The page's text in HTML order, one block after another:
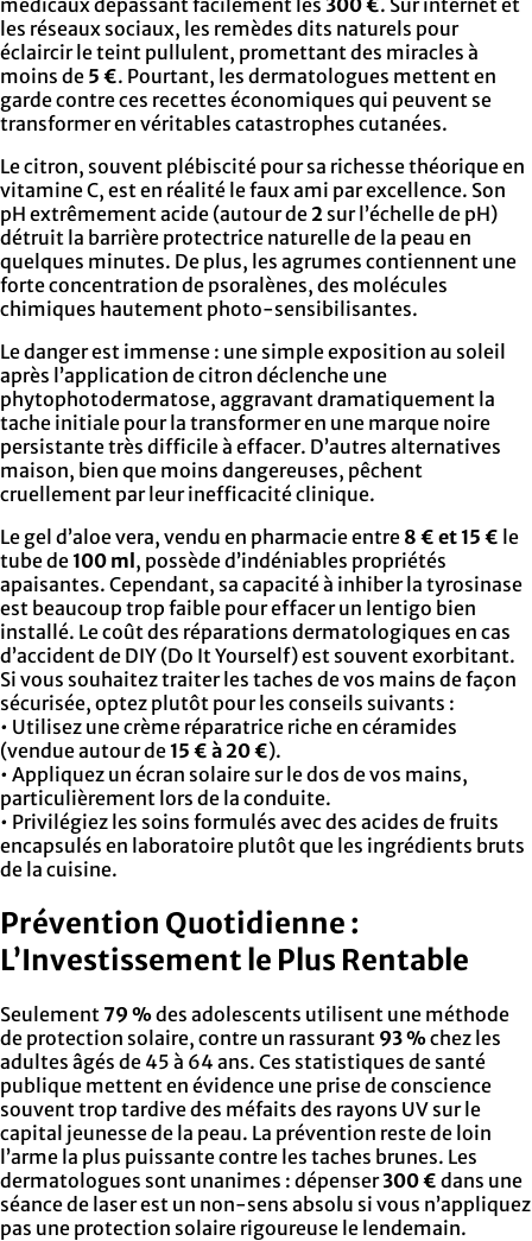
les réseaux sociaux, les remèdes dits naturels pour
éclaircir le teint pullulent, promettant des miracles à
moins de 5 €. Pourtant, les dermatologues mettent en
garde contre ces recettes économiques qui peuvent se
transformer en véritables catastrophes cutanées.
Le citron, souvent plébiscité pour sa richesse théorique en
vitamine C, est en réalité le faux ami par excellence. Son
pH extrêmement acide (autour de 2 sur l’échelle de pH)
détruit la barrière protectrice naturelle de la peau en
quelques minutes. De plus, les agrumes contiennent une
forte concentration de psoralènes, des molécules
chimiques hautement photo-sensibilisantes.
Le danger est immense : une simple exposition au soleil
après l’application de citron déclenche une
phytophotodermatose, aggravant dramatiquement la
tache initiale pour la transformer en une marque noire
persistante très difficile à effacer. D’autres alternatives
maison, bien que moins dangereuses, pêchent
cruellement par leur inefficacité clinique.
Le gel d’aloe vera, vendu en pharmacie entre 8 € et 15 € le
tube de 100 ml, possède d’indéniables propriétés
apaisantes. Cependant, sa capacité à inhiber la tyrosinase
est beaucoup trop faible pour effacer un lentigo bien
installé. Le coût des réparations dermatologiques en cas
d’accident de DIY (Do It Yourself) est souvent exorbitant.
Si vous souhaitez traiter les taches de vos mains de façon
sécurisée, optez plutôt pour les conseils suivants :
• Utilisez une crème réparatrice riche en céramides
(vendue autour de 15 € à 20 €).
• Appliquez un écran solaire sur le dos de vos mains,
particulièrement lors de la conduite.
• Privilégiez les soins formulés avec des acides de fruits
encapsulés en laboratoire plutôt que les ingrédients bruts
de la cuisine.
Prévention Quotidienne :
L’Investissement le Plus Rentable
Seulement 79 %des adolescents utilisent une méthode
de protection solaire, contre un rassurant 93 %chez les
adultes âgés de 45 à 64 ans. Ces statistiques de santé
publique mettent en évidence une prise de conscience
souvent trop tardive des méfaits des rayons UV sur le
capital jeunesse de la peau. La prévention reste de loin
l’arme la plus puissante contre les taches brunes. Les
dermatologues sont unanimes : dépenser300 € dans une
séance de laser est un non-sens absolu si vous n’appliquez
pas une protection solaire rigoureuse le lendemain.